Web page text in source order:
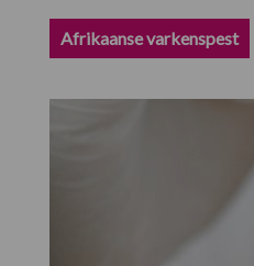
Afrikaanse varkenspest